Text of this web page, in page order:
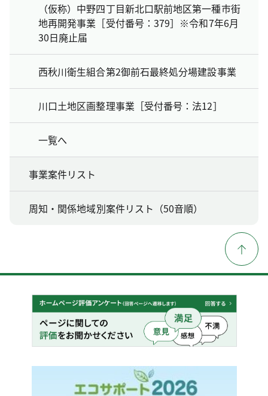
（仮称）中野四丁目新北口駅前地区第一種市街
地再開発事業［受付番号：379］※令和7年6月
30日廃止届
西秋川衛生組合第2御前石最終処分場建設事業
川口土地区画整理事業［受付番号：法12］
一覧へ
事業案件リスト
周知・関係地域別案件リスト（50音順）